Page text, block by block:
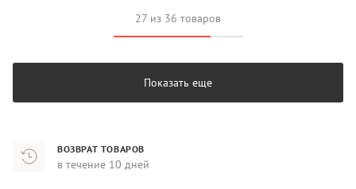
27 из 36 товаров
Показать еще
ВОЗВРАТ ТОВАРОВ
в течение 10 дней